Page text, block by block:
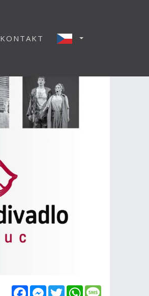
KONTAKT
FacebookMessenger
TwitterWhatsApp